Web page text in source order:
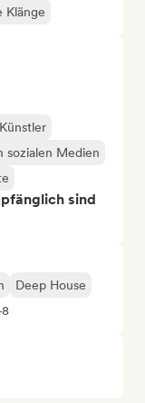
Klänge
sozialen Medien
sind
Deep House